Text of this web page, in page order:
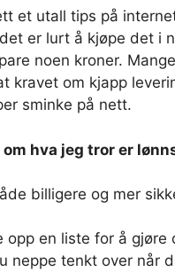
et utall tips på
er lurt å kjøpe det i
noen kroner.
kravet om kjapp
sminke på nett.
hva jeg tror er
billigere og mer
en liste for å gjøre
neppe tenkt over når